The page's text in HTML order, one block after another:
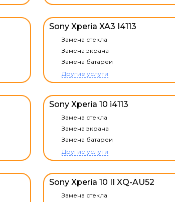
Sony Xperia XA3 I4113
Замена стекла
Замена экрана
Замена батареи
Другие услуги
Sony Xperia 10 i4113
Замена стекла
Замена экрана
Замена батареи
Другие услуги
Sony Xperia 10 II XQ-AU52
Замена стекла